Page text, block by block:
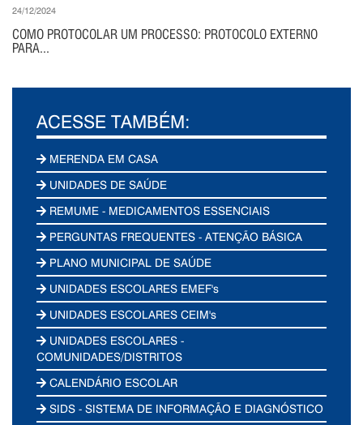
24/12/2024
COMO PROTOCOLAR UM PROCESSO: PROTOCOLO EXTERNO
PARA...
ACESSE TAMBÉM:
MERENDA EM CASA
UNIDADES DE SAÚDE
REMUME - MEDICAMENTOS ESSENCIAIS
PERGUNTAS FREQUENTES - ATENÇÃO BÁSICA
PLANO MUNICIPAL DE SAÚDE
UNIDADES ESCOLARES EMEF's
UNIDADES ESCOLARES CEIM's
UNIDADES ESCOLARES -
COMUNIDADES/DISTRITOS
CALENDÁRIO ESCOLAR
SIDS - SISTEMA DE INFORMAÇÃO E DIAGNÓSTICO